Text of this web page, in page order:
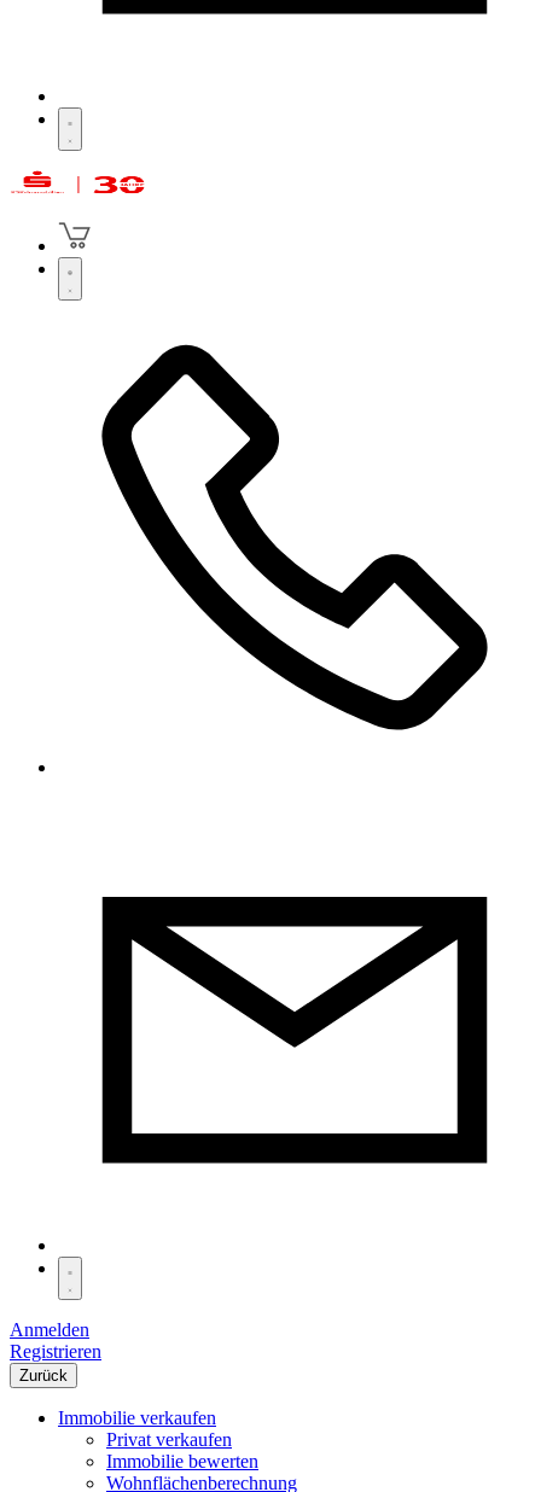
Anmelden
Registrieren
Zurück
Immobilie verkaufen
Privat verkaufen
Immobilie bewerten
Wohnflächenberechnung